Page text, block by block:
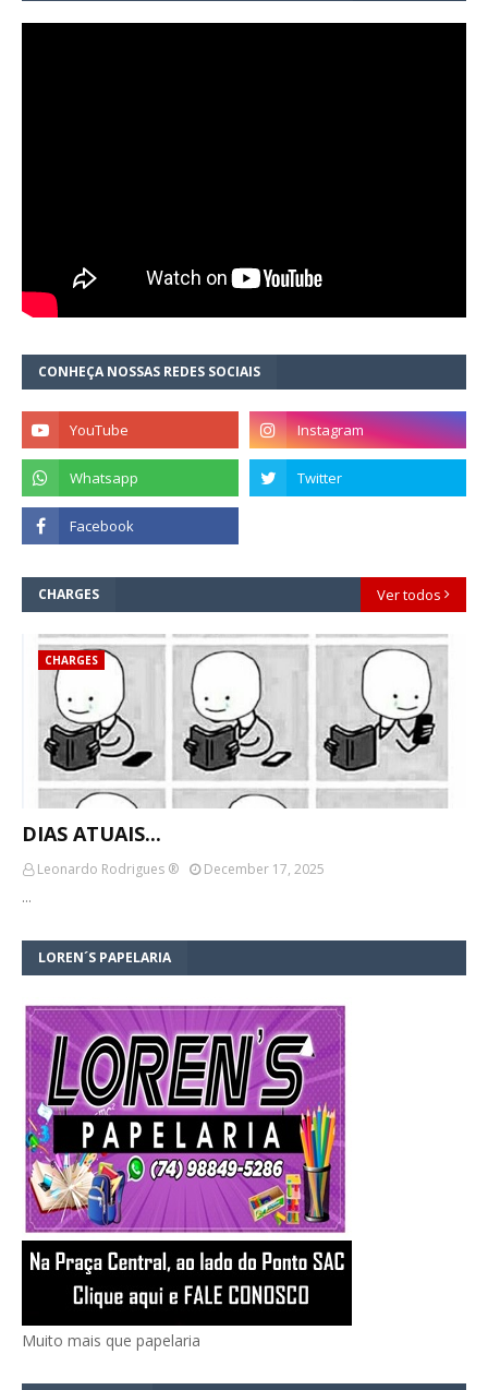
CONHEÇA NOSSAS REDES SOCIAIS
CHARGES Ver todos
CHARGES
DIAS ATUAIS...
Leonardo Rodrigues ®
December 17, 2025
…
LOREN´S PAPELARIA
Muito mais que papelaria